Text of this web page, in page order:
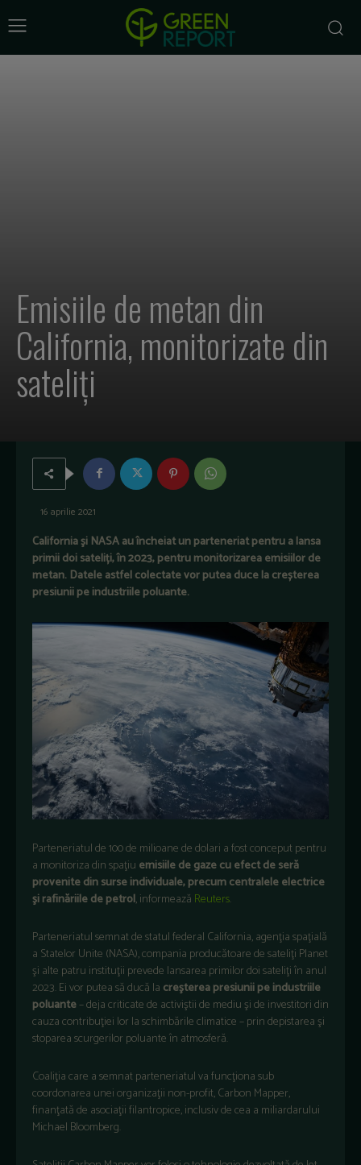
Emisiile de metan din
California, monitorizate din
sateliți
16 aprilie 2021
California şi NASA au încheiat un parteneriat pentru a lansa
primii doi sateliți, în 2023, pentru monitorizarea emisiilor de
metan. Datele astfel colectate vor putea duce la creșterea
presiunii pe industriile poluante.
Parteneriatul de 100 de milioane de dolari a fost conceput pentru
a monitoriza din spaţiu emisiile de gaze cu efect de seră
provenite din surse individuale, precum centralele electrice
şi rafinăriile de petrol, informează Reuters.
Parteneriatul semnat de statul federal California, agenţia spaţială
a Statelor Unite (NASA), compania producătoare de sateliţi Planet
şi alte patru instituţii prevede lansarea primilor doi sateliţi în anul
2023. Ei vor putea să ducă la creşterea presiunii pe industriile
poluante– deja criticate de activiştii de mediu şi de investitori din
cauza contribuţiei lor la schimbările climatice – prin depistarea şi
stoparea scurgerilor poluante în atmosferă.
Coaliţia care a semnat parteneriatul va funcţiona sub
coordonarea unei organizaţii non-profit, Carbon Mapper,
finanţată de asociaţii filantropice, inclusiv de cea a miliardarului
Michael Bloomberg.